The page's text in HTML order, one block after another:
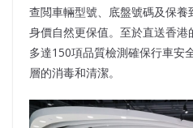
查閲車輛型號、底盤號碼及保
身價自然更保值。至於直送香
多達150項品質檢測確保行車安
層的消毒和清潔。